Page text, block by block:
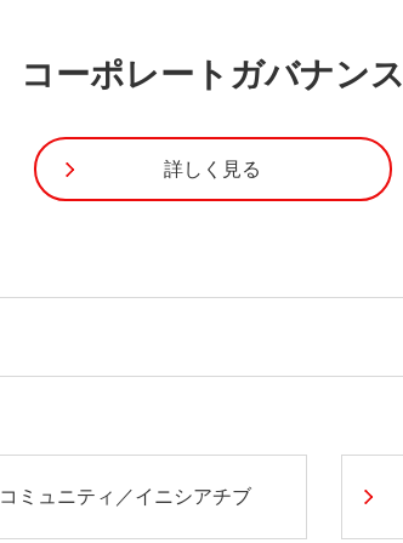
コーポレートガバナンス
詳しく見る
コミュニティ／イニシアチブ